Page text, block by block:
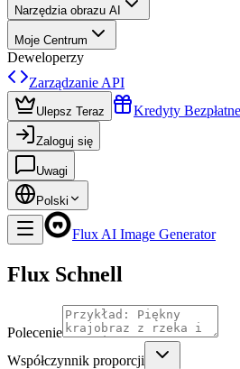
Narzędzia obrazu AI
Moje Centrum
Deweloperzy
Zarządzanie API
Ulepsz Teraz Kredyty Bezpłatne
Zaloguj się
Uwagi
Polski
Flux AI Image Generator
Flux Schnell
Polecenie
Współczynnik proporcji